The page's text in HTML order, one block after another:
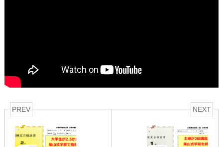
PREV NEXT